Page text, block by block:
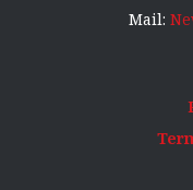
Mail: